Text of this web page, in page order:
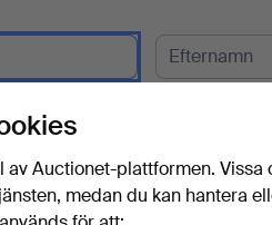
av Auctionet-plattformen. Vissa
medan du kan hantera